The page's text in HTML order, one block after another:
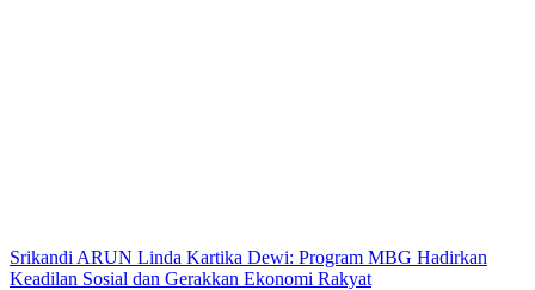
Srikandi ARUN Linda Kartika Dewi: Program MBG Hadirkan
Keadilan Sosial dan Gerakkan Ekonomi Rakyat